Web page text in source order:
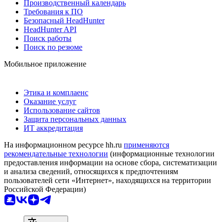
Производственный календарь
Требования к ПО
Безопасный HeadHunter
HeadHunter API
Поиск работы
Поиск по резюме
Мобильное приложение
Этика и комплаенс
Оказание услуг
Использование сайтов
Защита персональных данных
ИТ аккредитация
На информационном ресурсе hh.ru применяются
рекомендательные технологии (информационные технологии
предоставления информации на основе сбора, систематизации
и анализа сведений, относящихся к предпочтениям
пользователей сети «Интернет», находящихся на территории
Российской Федерации)